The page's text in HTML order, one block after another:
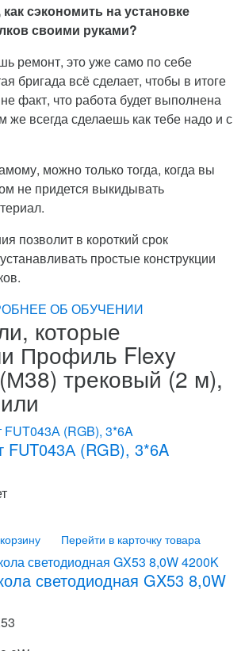
сэкономить на установке
своими руками?
ремонт, это уже само по себе
бригада всё сделает, чтобы в итоге
факт, что работа будет выполнена
же всегда сделаешь как тебе надо и с
можно только тогда, когда вы
не придется выкидывать
позволит в короткий срок
простые конструкции
ОБ ОБУЧЕНИИ
которые
Профиль Flexy
трековый (2 м),
FUT043А (RGB), 3*6A
Перейти в карточку товара
светодиодная GX53 8,0W